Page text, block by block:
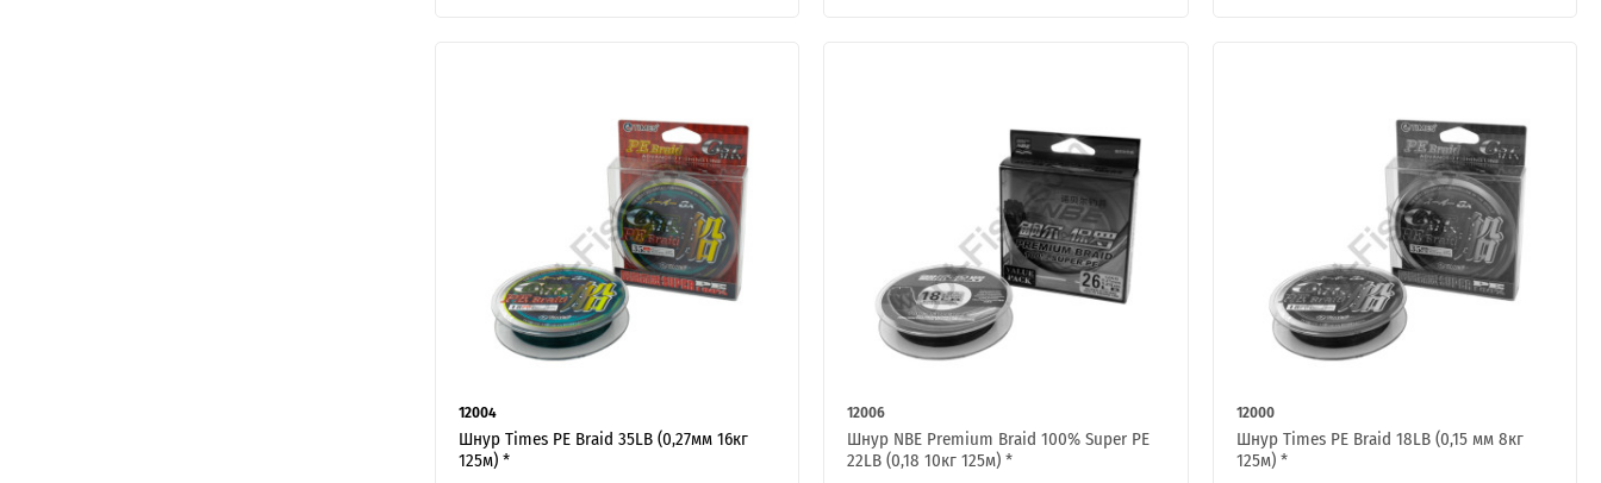
12004
Шнур Times PE Braid 35LB (0,27мм 16кг
125м) *
12006
Шнур NBE Premium Braid 100% Super PE
22LB (0,18 10кг 125м) *
12000
Шнур Times PE Braid 18LB (0,15 мм 8кг
125м) *
ІНТЕРНЕТ-МАГАЗИН ОПТОВОГОПРОДАЖУ.
Роздрібні замовлення не розглядаються!